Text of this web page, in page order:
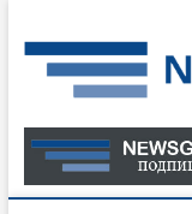
to
content